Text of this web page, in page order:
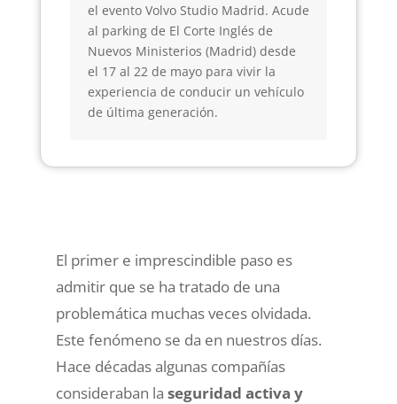
el evento Volvo Studio Madrid. Acude
al parking de El Corte Inglés de
Nuevos Ministerios (Madrid) desde
el 17 al 22 de mayo para vivir la
experiencia de conducir un vehículo
de última generación.
El primer e imprescindible paso es
admitir que se ha tratado de una
problemática muchas veces olvidada.
Este fenómeno se da en nuestros días.
Hace décadas algunas compañías
consideraban la seguridad activa y